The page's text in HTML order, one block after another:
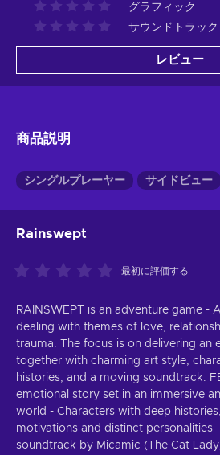
グラフィック
サウンドトラック
レビュー
商品説明
シングルプレーヤー サイドビュー
Rainswept
最初に評価する
RAINSWEPT is an adventure game -
dealing with themes of love,
trauma. The focus is on delivering an
together with charming art style,
histories, and a moving soundtrack.
emotional story set in an immersive
world - Characters with deep
motivations and distinct personalities
soundtrack by Micamic (The Cat